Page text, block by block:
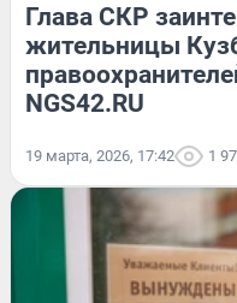
Глава СКР
жительницы
NGS42.RU
19 марта, 2026, 17:42 1